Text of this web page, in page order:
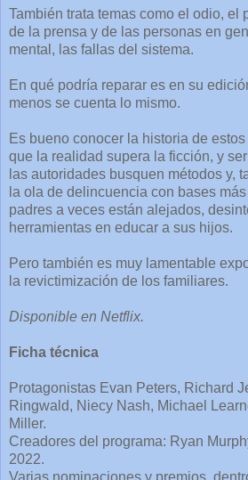
También trata temas como el odio, el
de la prensa y de las personas en
mental, las fallas del sistema.
En qué podría reparar es en su
menos se cuenta lo mismo.
Es bueno conocer la historia de
que la realidad supera la ficción, y
las autoridades busquen métodos y,
la ola de delincuencia con bases
padres a veces están alejados,
herramientas en educar a sus hijos.
Pero también es muy lamentable
la revictimización de los familiares.
Disponible en Netflix.
Ficha técnica
Protagonistas Evan Peters, Richard
Ringwald, Niecy Nash, Michael
Miller.
Creadores del programa: Ryan
2022.